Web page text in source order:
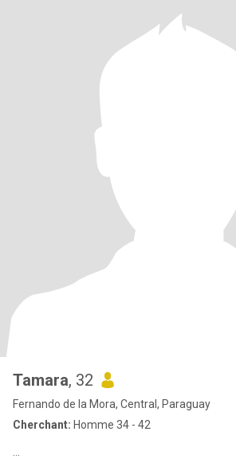
Tamara, 32
Fernando de la Mora, Central, Paraguay
Cherchant: Homme 34 - 42